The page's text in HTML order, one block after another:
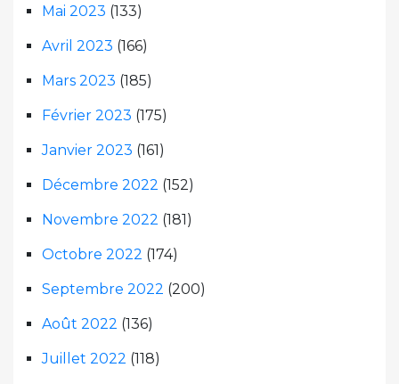
Mai 2023 (133)
Avril 2023 (166)
Mars 2023 (185)
Février 2023 (175)
Janvier 2023 (161)
Décembre 2022 (152)
Novembre 2022 (181)
Octobre 2022 (174)
Septembre 2022 (200)
Août 2022 (136)
Juillet 2022 (118)